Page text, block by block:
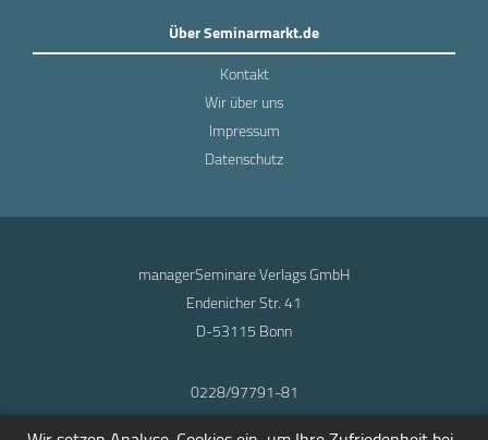
Über Seminarmarkt.de
Kontakt
Wir über uns
Impressum
Datenschutz
managerSeminare Verlags GmbH
Endenicher Str. 41
D-53115 Bonn
0228/97791-81
info@seminarmarkt.de